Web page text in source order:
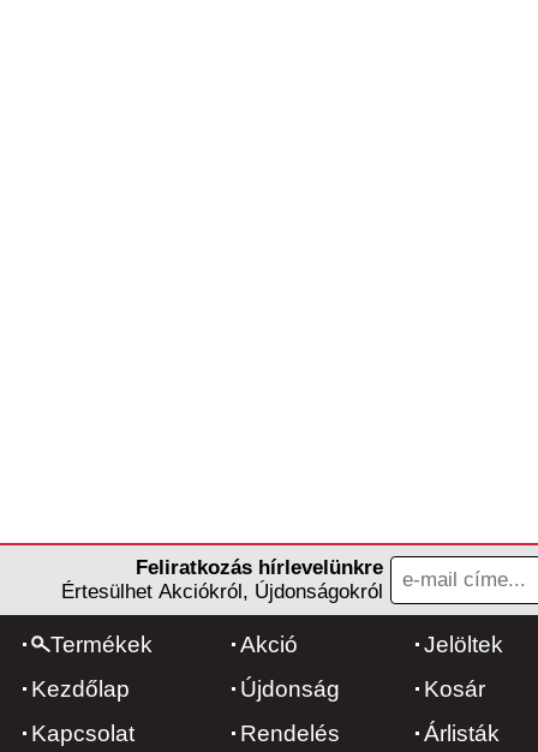
Feliratkozás hírlevelünkre
Értesülhet Akciókról, Újdonságokról
Termékek
Kezdőlap
Kapcsolat
Akció
Újdonság
Rendelés
Jelöltek
Kosár
Árlisták